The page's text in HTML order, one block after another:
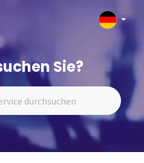
Sie?